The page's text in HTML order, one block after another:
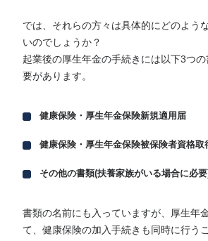
では、それらの方々は具体的にどのよう
いのでしょうか？
起業後の厚生年金の手続きには以下3つ
要があります。
健康保険・厚生年金保険新規適用届
健康保険・厚生年金保険被保険者資格取
その他の書類(扶養家族がいる場合に必
書類の名前にも入っていますが、厚生年
て、健康保険の加入手続きも同時に行う